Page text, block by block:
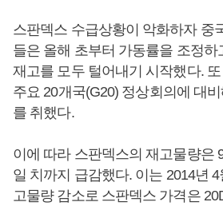
스판덱스 수급상황이 악화하자 중
들은 올해 초부터 가동률을 조정하
재고를 모두 털어내기 시작했다. 또
주요 20개국(G20) 정상회의에 대
를 취했다.
이에 따라 스판덱스의 재고물량은
일 치까지 급감했다. 이는 2014년
고물량 감소로 스판덱스 가격은